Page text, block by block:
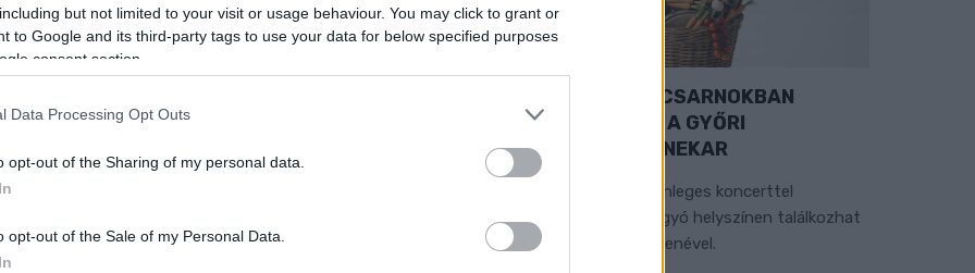
but not limited to your visit or usage behaviour. You may click to grant or
to Google and its third-party tags to use your data for below specified purposes
consent section.
Data Processing Opt Outs
opt-out of the Sharing of my personal data.
opt-out of the Sale of my Personal Data.
EXTRA: A VÁSÁRCSARNOKBAN
NYITJA ÚJ ÉVADÁT A GYŐRI
FILHARMONIKUS ZENEKAR
A „Zenélő piac” című különleges koncerttel
szeptember 7-én rendhagyó helyszínen találkozhat
a közönség a klasszikus zenével.